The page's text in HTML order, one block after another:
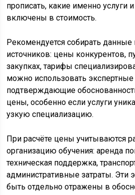
прописать, какие именно услуги
включены в стоимость.
Рекомендуется собирать
источников: цены конкурентов,
закупках, тарифы
можно использовать
подтверждающие
цены, особенно если услуги
узкую специализацию.
При расчёте цены учитываются
организацию обучения: аренда
техническая поддержка,
административные затраты.
быть отдельно отражены в